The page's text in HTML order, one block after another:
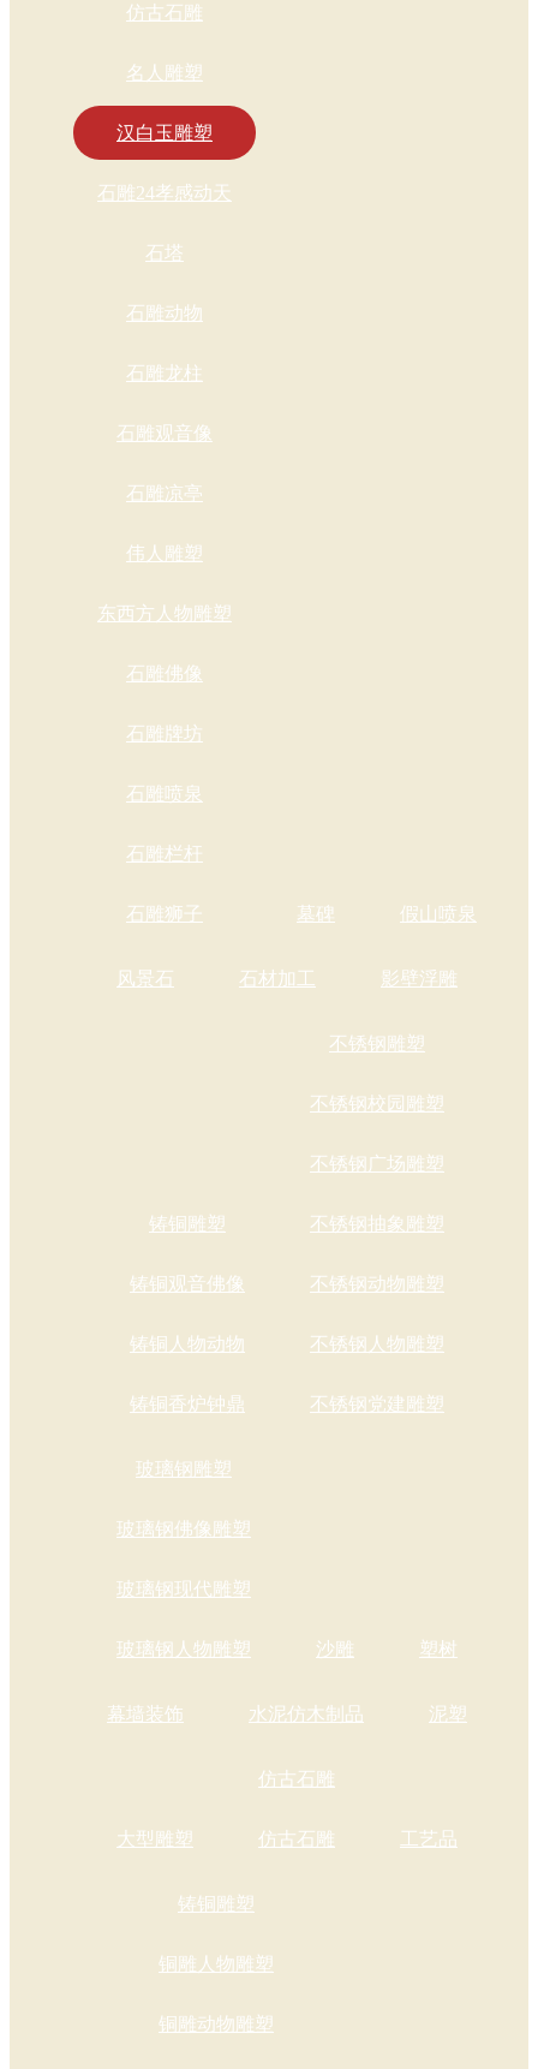
仿古石雕
名人雕塑
汉白玉雕塑
石雕24孝感动天
石塔
石雕动物
石雕龙柱
石雕观音像
石雕凉亭
伟人雕塑
东西方人物雕塑
石雕佛像
石雕牌坊
石雕喷泉
石雕栏杆
石雕狮子 墓碑 假山喷泉
风景石 石材加工 影壁浮雕
铸铜雕塑
铸铜观音佛像
铸铜人物动物
铸铜香炉钟鼎
不锈钢雕塑
不锈钢校园雕塑
不锈钢广场雕塑
不锈钢抽象雕塑
不锈钢动物雕塑
不锈钢人物雕塑
不锈钢党建雕塑
玻璃钢雕塑
玻璃钢佛像雕塑
玻璃钢现代雕塑
玻璃钢人物雕塑 沙雕 塑树
幕墙装饰 水泥仿木制品 泥塑
大型雕塑
仿古石雕
仿古石雕 工艺品
铸铜雕塑
铜雕人物雕塑
铜雕动物雕塑